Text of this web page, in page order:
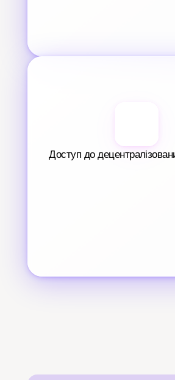
Доступ до